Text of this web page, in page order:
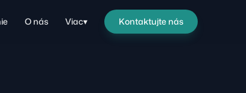
O nás Viac▾ Kontaktujte nás